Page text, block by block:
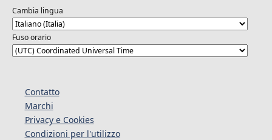
Cambia lingua
Fuso orario
Contatto
Marchi
Privacy e Cookies
Condizioni per l'utilizzo